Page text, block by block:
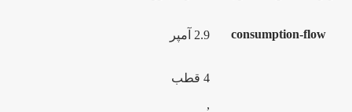
consumption-flow 2.9 آمپر
4 قطب
,